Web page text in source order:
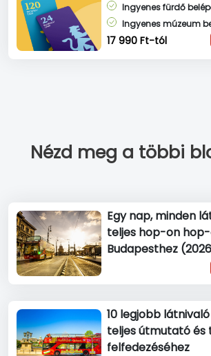
Ingyenes fürdő
Ingyenes múzeum
17 990 Ft-tól
Nézd meg a többi
Egy nap, minden
teljes hop-on
Budapesthez
10 legjobb
teljes útmutató és
felfedezéséhez